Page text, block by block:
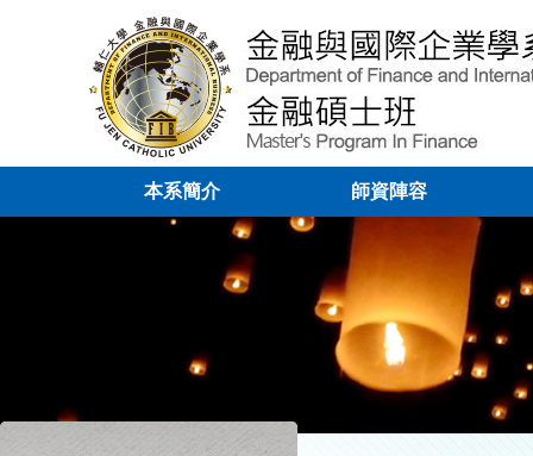
本系簡介 師資陣容